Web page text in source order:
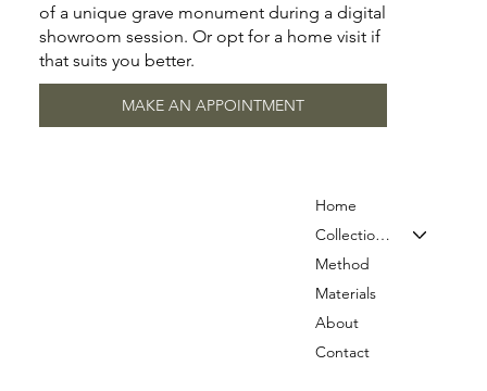
Home
Collection & Prices
Method
Materials
About
Contact
of a unique grave monument during a digital
showroom session. Or opt for a home visit if
that suits you better.
MAKE AN APPOINTMENT